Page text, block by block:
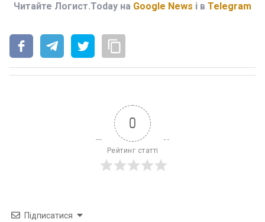
Читайте Логист.Today на Google News і в Telegram
0
Рейтинг статті
Підписатися